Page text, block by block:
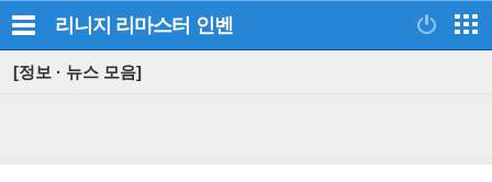
리니지 리마스터 인벤
[정보 · 뉴스 모음]